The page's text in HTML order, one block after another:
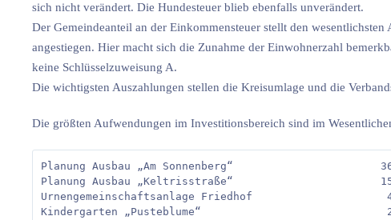
sich nicht verändert. Die Hundesteuer blieb ebenfalls unverändert.
Der Gemeindeanteil an der Einkommensteuer stellt den
angestiegen. Hier macht sich die Zunahme der Einwohnerzahl
keine Schlüsselzuweisung A.
Die wichtigsten Auszahlungen stellen die Kreisumlage und die
Die größten Aufwendungen im Investitionsbereich sind im
Planung Ausbau „Am Sonnenberg“
Planung Ausbau „Keltrisstraße“
Urnengemeinschaftsanlage Friedhof